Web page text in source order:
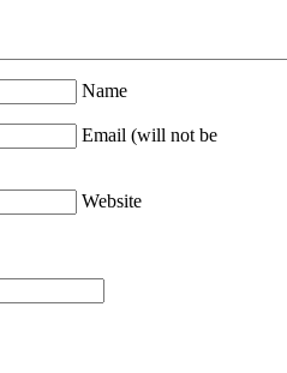
Name
Email (will not be
Website